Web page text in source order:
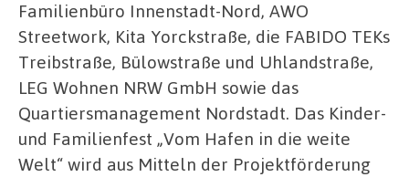
Familienbüro Innenstadt-Nord, AWO
Streetwork, Kita Yorckstraße, die FABIDO TEKs
Treibstraße, Bülowstraße und Uhlandstraße,
LEG Wohnen NRW GmbH sowie das
Quartiersmanagement Nordstadt. Das Kinder-
und Familienfest „Vom Hafen in die weite
Welt“ wird aus Mitteln der Projektförderung